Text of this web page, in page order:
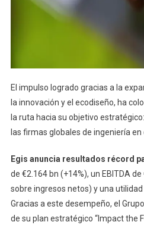
El impulso logrado gracias a la
la innovación y el ecodiseño, ha
la ruta hacia su objetivo
las firmas globales de ingeniería
Egis anuncia resultados récord
de €2.164 bn (+14%), un EBITDA
sobre ingresos netos) y una utilidad
Gracias a este desempeño, el
de su plan estratégico “Impact the